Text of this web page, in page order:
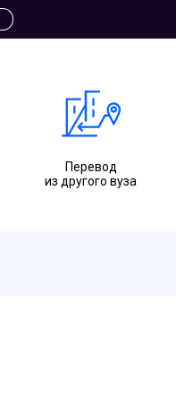
Перевод
из другого вуза